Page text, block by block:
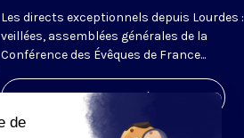
Les directs exceptionnels depuis Lourdes :
veillées, assemblées générales de la
Conférence des Évêques de France...
Visiter la page de l'émission